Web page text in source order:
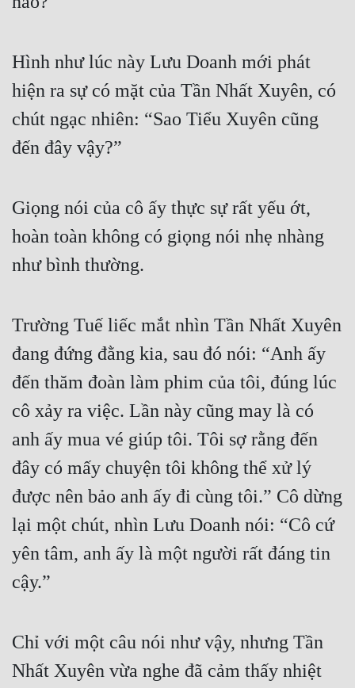
Đô Thị
Đông Phương Huyền Huyễn
Truyện Nam
Truyện Nữ
Xây Dựng Thế Lực
Đam Mỹ
Đẹp
Đẹp Hiệp
Tính Cách Nhân Vật :
Cơ Trí
Sát Phạt Quyết Đoán
Vô Sỉ
Điềm Đạm
Hình như lúc này Lưu Doanh mới phát
hiện ra sự có mặt của Tần Nhất Xuyên, có
chút ngạc nhiên: “Sao Tiểu Xuyên cũng
đến đây vậy?”
Giọng nói của cô ấy thực sự rất yếu ớt,
hoàn toàn không có giọng nói nhẹ nhàng
như bình thường.
Trường Tuế liếc mắt nhìn Tần Nhất Xuyên
đang đứng đằng kia, sau đó nói: “Anh ấy
đến thăm đoàn làm phim của tôi, đúng lúc
cô xảy ra việc. Lần này cũng may là có
anh ấy mua vé giúp tôi. Tôi sợ rằng đến
đây có mấy chuyện tôi không thể xử lý
được nên bảo anh ấy đi cùng tôi.” Cô dừng
lại một chút, nhìn Lưu Doanh nói: “Cô cứ
yên tâm, anh ấy là một người rất đáng tin
cậy.”
Chỉ với một câu nói như vậy, nhưng Tần
Nhất Xuyên vừa nghe đã cảm thấy nhiệt